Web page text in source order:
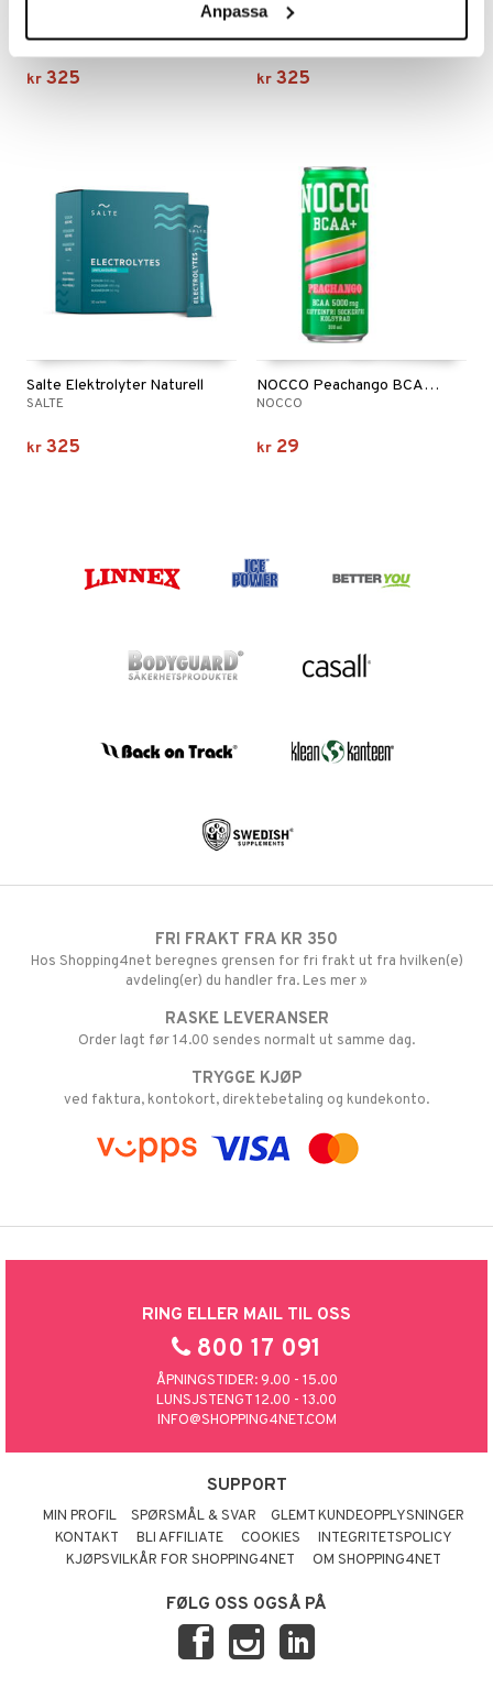
Anpassa
SALTE
kr 325
Salte Elektrolyter Ananas
SALTE
kr 325
Salte Elektrolyter Naturell
SALTE
kr 325
NOCCO Peachango BCAA+
NOCCO
kr 29
FRI FRAKT FRA KR 350
Hos Shopping4net beregnes grensen for fri frakt ut fra hvilken(e)
avdeling(er) du handler fra. Les mer »
RASKE LEVERANSER
Order lagt før 14.00 sendes normalt ut samme dag.
TRYGGE KJØP
ved faktura, kontokort, direktebetaling og kundekonto.
RING ELLER MAIL TIL OSS
800 17 091
ÅPNINGSTIDER: 9.00 - 15.00
LUNSJSTENGT 12.00 - 13.00
INFO@SHOPPING4NET.COM
SUPPORT
MIN PROFIL SPØRSMÅL & SVAR
GLEMT KUNDEOPPLYSNINGER
KONTAKT
BLI AFFILIATE COOKIES
INTEGRITETSPOLICY
KJØPSVILKÅR FOR SHOPPING4NET
OM SHOPPING4NET
FØLG OSS OGSÅ PÅ